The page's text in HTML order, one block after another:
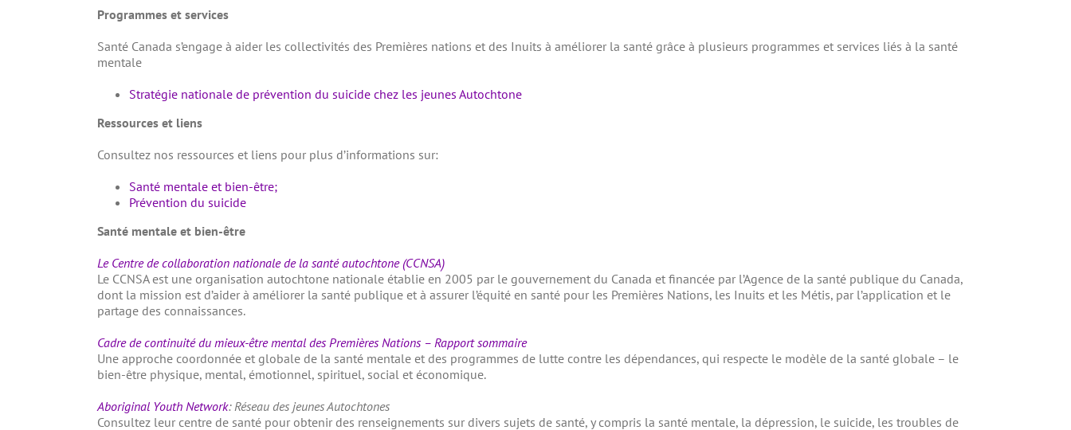
Programmes et services
Santé Canada s’engage à aider les collectivités des Premières nations et des Inuits à améliorer la santé grâce à plusieurs programmes et services liés à la santé
mentale
Stratégie nationale de prévention du suicide chez les jeunes Autochtone
Ressources et liens
Consultez nos ressources et liens pour plus d’informations sur:
Santé mentale et bien-être;
Prévention du suicide
Santé mentale et bien-être
Le Centre de collaboration nationale de la santé autochtone (CCNSA)
Le CCNSA est une organisation autochtone nationale établie en 2005 par le gouvernement du Canada et financée par l’Agence de la santé publique du Canada,
dont la mission est d’aider à améliorer la santé publique et à assurer l’équité en santé pour les Premières Nations, les Inuits et les Métis, par l’application et le
partage des connaissances.
Cadre de continuité du mieux-être mental des Premières Nations – Rapport sommaire
Une approche coordonnée et globale de la santé mentale et des programmes de lutte contre les dépendances, qui respecte le modèle de la santé globale – le
bien-être physique, mental, émotionnel, spirituel, social et économique.
Aboriginal Youth Network: Réseau des jeunes Autochtones
Consultez leur centre de santé pour obtenir des renseignements sur divers sujets de santé, y compris la santé mentale, la dépression, le suicide, les troubles de